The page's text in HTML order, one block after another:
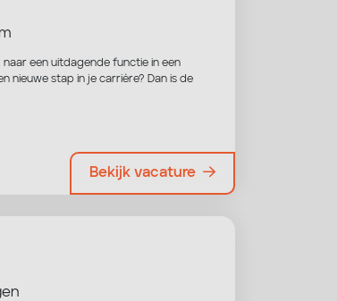
naar een uitdagende functie in een
nieuwe stap in je carrière? Dan is de
Bekijk vacature